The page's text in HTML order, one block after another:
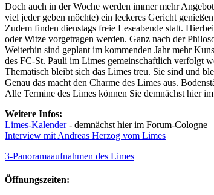
Doch auch in der Woche werden immer mehr
viel jeder geben möchte) ein leckeres Gericht
Zudem finden dienstags freie Leseabende statt.
oder Witze vorgetragen werden. Ganz nach der
Weiterhin sind geplant im kommenden Jahr mehr
des FC-St. Pauli im Limes gemeinschaftlich verfolgt
Thematisch bleibt sich das Limes treu. Sie sind und
Genau das macht den Charme des Limes aus.
Alle Termine des Limes können Sie demnächst hier
Weitere Infos:
Limes-Kalender- demnächst hier im Forum-Cologne
Interview mit Andreas Herzog vom Limes
3-Panoramaaufnahmen des Limes
Öffnungszeiten: